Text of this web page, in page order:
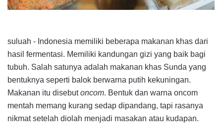
suluah - Indonesia memiliki beberapa makanan khas dari
hasil fermentasi. Memiliki kandungan gizi yang baik bagi
tubuh. Salah satunya adalah makanan khas Sunda yang
bentuknya seperti balok berwarna putih kekuningan.
Makanan itu disebutoncom. Bentuk dan warna oncom
mentah memang kurang sedap dipandang, tapi rasanya
nikmat setelah diolah menjadi masakan atau kudapan.